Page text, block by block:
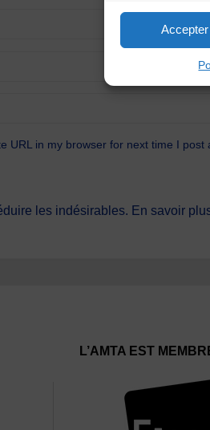
Accepter
URL in my browser for next time I post
les indésirables. En savoir
L’AMTA EST